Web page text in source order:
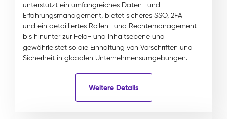
unterstützt ein umfangreiches Daten- und
Erfahrungsmanagement, bietet sicheres SSO, 2FA
und ein detailliertes Rollen- und Rechtemanagement
bis hinunter zur Feld- und Inhaltsebene und
gewährleistet so die Einhaltung von Vorschriften und
Sicherheit in globalen Unternehmensumgebungen.
Weitere Details